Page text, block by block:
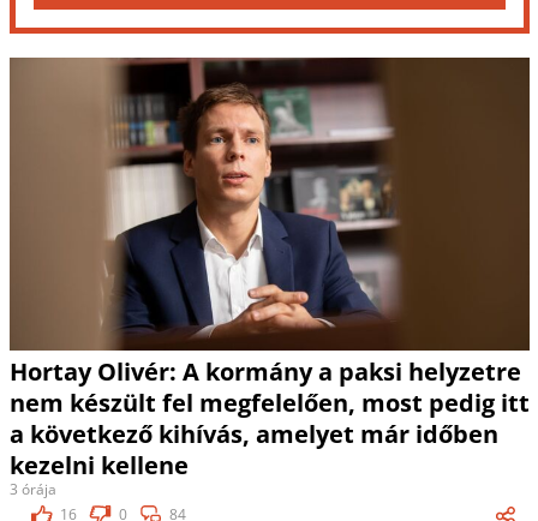
Hortay Olivér: A kormány a paksi helyzetre
nem készült fel megfelelően, most pedig itt
a következő kihívás, amelyet már időben
kezelni kellene
3 órája
16
0 84